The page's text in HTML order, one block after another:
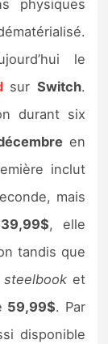
physiques
le
sur Switch.
durant six
en
inclut
mais
39,99$, elle
tandis que
steelbooket
59,99$. Par
disponible